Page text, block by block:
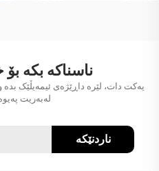
ناسناکە بکە
لەبەریت
ناردنێکە